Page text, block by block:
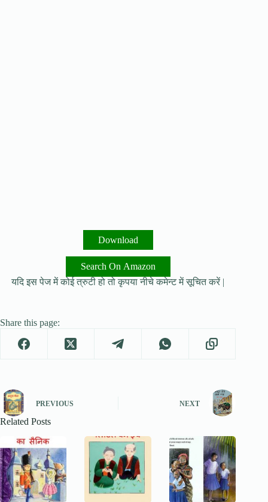
Download
Search On Amazon
यदि इस पेज में कोई त्रुटी हो तो कृपया नीचे कमेन्ट में सूचित करें |
Share this page:
PREVIOUS NEXT
Related Posts